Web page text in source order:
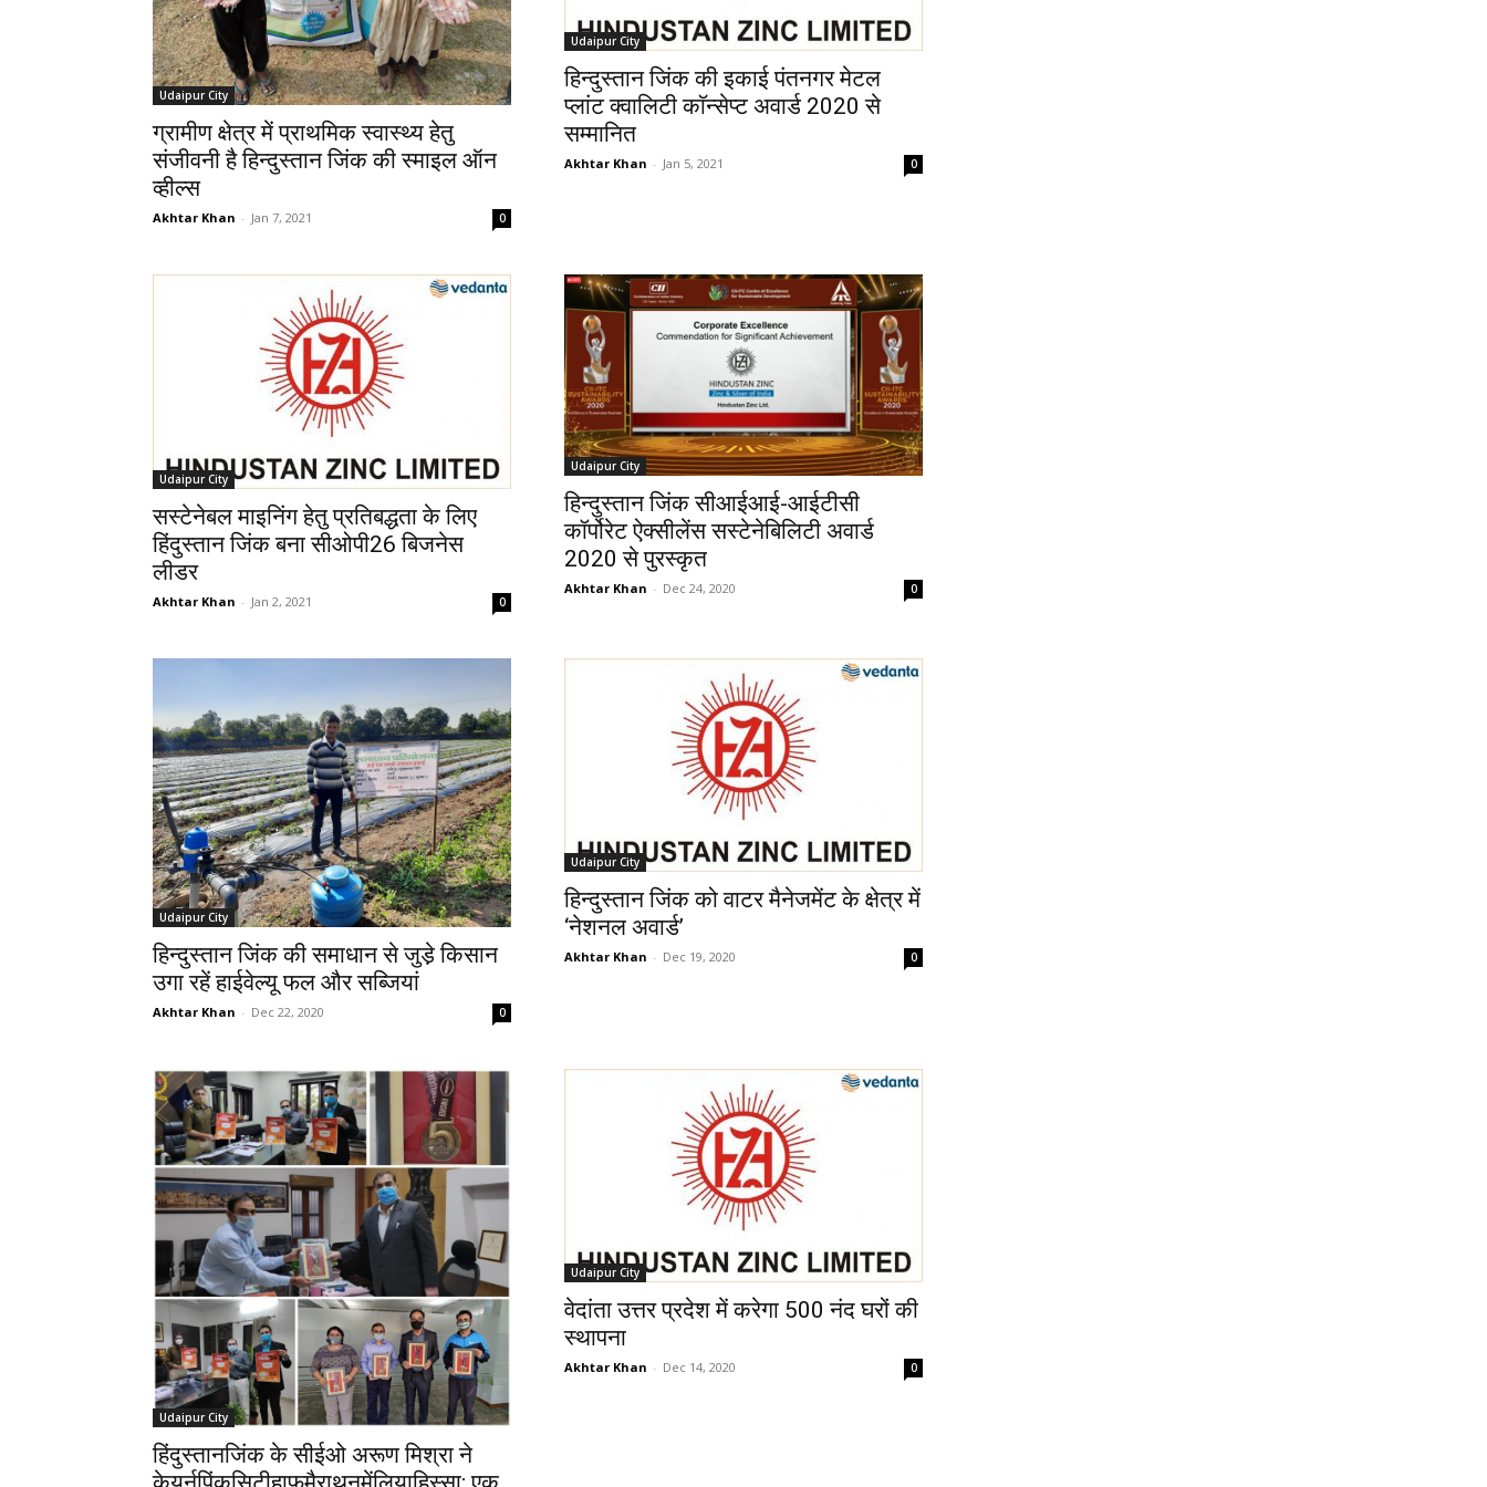
Udaipur City
ग्रामीण क्षेत्र में प्राथमिक स्वास्थ्य हेतु
संजीवनी है हिन्दुस्तान जिंक की स्माइल ऑन
व्हील्स
Akhtar Khan - Jan 7, 2021 0
Udaipur City
हिन्दुस्तान जिंक की इकाई पंतनगर मेटल
प्लांट क्वालिटी काॅन्सेप्ट अवार्ड 2020 से
सम्मानित
Akhtar Khan - Jan 5, 2021 0
Udaipur City
सस्टेनेबल माइनिंग हेतु प्रतिबद्धता के लिए
हिंदुस्तान जिंक बना सीओपी26 बिजनेस
लीडर
Akhtar Khan - Jan 2, 2021 0
Udaipur City
हिन्दुस्तान जिंक सीआईआई-आईटीसी
कॉर्पोरेट ऐक्सीलेंस सस्टेनेबिलिटी अवार्ड
2020 से पुरस्कृत
Akhtar Khan - Dec 24, 2020 0
Udaipur City
हिन्दुस्तान जिंक की समाधान से जुडे़ किसान
उगा रहें हाईवेल्यू फल और सब्जियां
Akhtar Khan - Dec 22, 2020 0
Udaipur City
हिन्दुस्तान जिंक को वाटर मैनेजमेंट के क्षेत्र में
‘नेशनल अवार्ड’
Akhtar Khan - Dec 19, 2020 0
Udaipur City
हिंदुस्तानजिंक के सीईओ अरूण मिश्रा ने
Udaipur City
वेदांता उत्तर प्रदेश में करेगा 500 नंद घरों की
स्थापना
Akhtar Khan - Dec 14, 2020 0